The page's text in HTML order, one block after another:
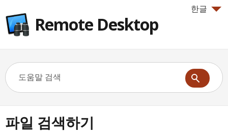
한글
Remote Desktop
파일 검색하기